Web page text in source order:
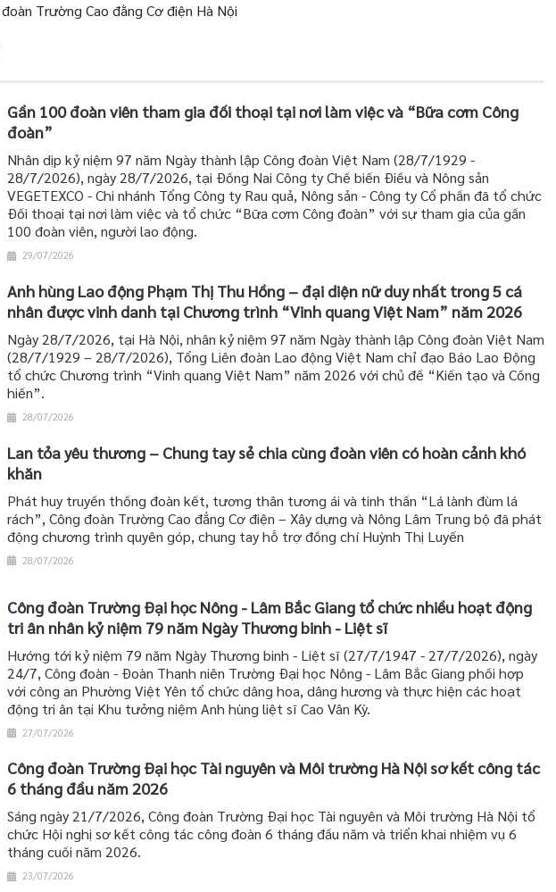
Trường Cao đằng Cơ điện Hà Nội
Gần 100 đoàn viên tham gia đối thoại tại nơi làm việc và “Bữa cơm Công
đoàn”
Nhân dịp kỷ niệm 97 năm Ngày thành lập Công đoàn Việt Nam (28/7/1929 -
28/7/2026), ngày 28/7/2026, tại Đồng Nai Công ty Chế biến Điều và Nông sản
VEGETEXCO - Chi nhánh Tổng Công ty Rau quả, Nông sản - Công ty Cổ phần đã tổ chức
Đối thoại tại nơi làm việc và tổ chức “Bữa cơm Công đoàn” với sự tham gia của gần
100 đoàn viên, người lao động.
29/07/2026
Anh hùng Lao động Phạm Thị Thu Hồng – đại diện nữ duy nhất trong 5 cá
nhân được vinh danh tại Chương trình “Vinh quang Việt Nam” năm 2026
Ngày 28/7/2026, tại Hà Nội, nhân kỷ niệm 97 năm Ngày thành lập Công đoàn Việt Nam
(28/7/1929 – 28/7/2026), Tổng Liên đoàn Lao động Việt Nam chỉ đạo Báo Lao Động
tổ chức Chương trình “Vinh quang Việt Nam” năm 2026 với chủ đề “Kiến tạo và Cống
hiến”.
28/07/2026
Lan tỏa yêu thương – Chung tay sẻ chia cùng đoàn viên có hoàn cảnh khó
khăn
Phát huy truyền thống đoàn kết, tương thân tương ái và tinh thần “Lá lành đùm lá
rách”, Công đoàn Trường Cao đẳng Cơ điện – Xây dựng và Nông Lâm Trung bộ đã phát
động chương trình quyên góp, chung tay hỗ trợ đồng chí Huỳnh Thị Luyến
28/07/2026
Công đoàn Trường Đại học Nông - Lâm Bắc Giang tổ chức nhiều hoạt động
tri ân nhân kỷ niệm 79 năm Ngày Thương binh - Liệt sĩ
Hướng tới kỷ niệm 79 năm Ngày Thương binh - Liệt sĩ (27/7/1947 - 27/7/2026), ngày
24/7, Công đoàn - Đoàn Thanh niên Trường Đại học Nông - Lâm Bắc Giang phối hợp
với công an Phường Việt Yên tổ chức dâng hoa, dâng hương và thực hiện các hoạt
động tri ân tại Khu tưởng niệm Anh hùng liệt sĩ Cao Vân Kỳ.
27/07/2026
Công đoàn Trường Đại học Tài nguyên và Môi trường Hà Nội sơ kết công tác
6 tháng đầu năm 2026
Sáng ngày 21/7/2026, Công đoàn Trường Đại học Tài nguyên và Môi trường Hà Nội tổ
chức Hội nghị sơ kết công tác công đoàn 6 tháng đầu năm và triển khai nhiệm vụ 6
tháng cuối năm 2026.
23/07/2026